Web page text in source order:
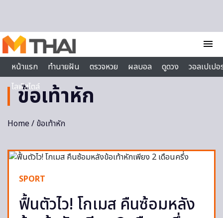
menu
หน้าแรก
ทำนายฝัน ตรวจหวย ผลบอล ดูดวง
วอลเปเป
ไลฟ์สไตล์
ข้อเท้าหัก
Home/ ข้อเท้าหัก
SPORT
ฟื้นตัวไว! โกเมส คืนซ้อมหลัง